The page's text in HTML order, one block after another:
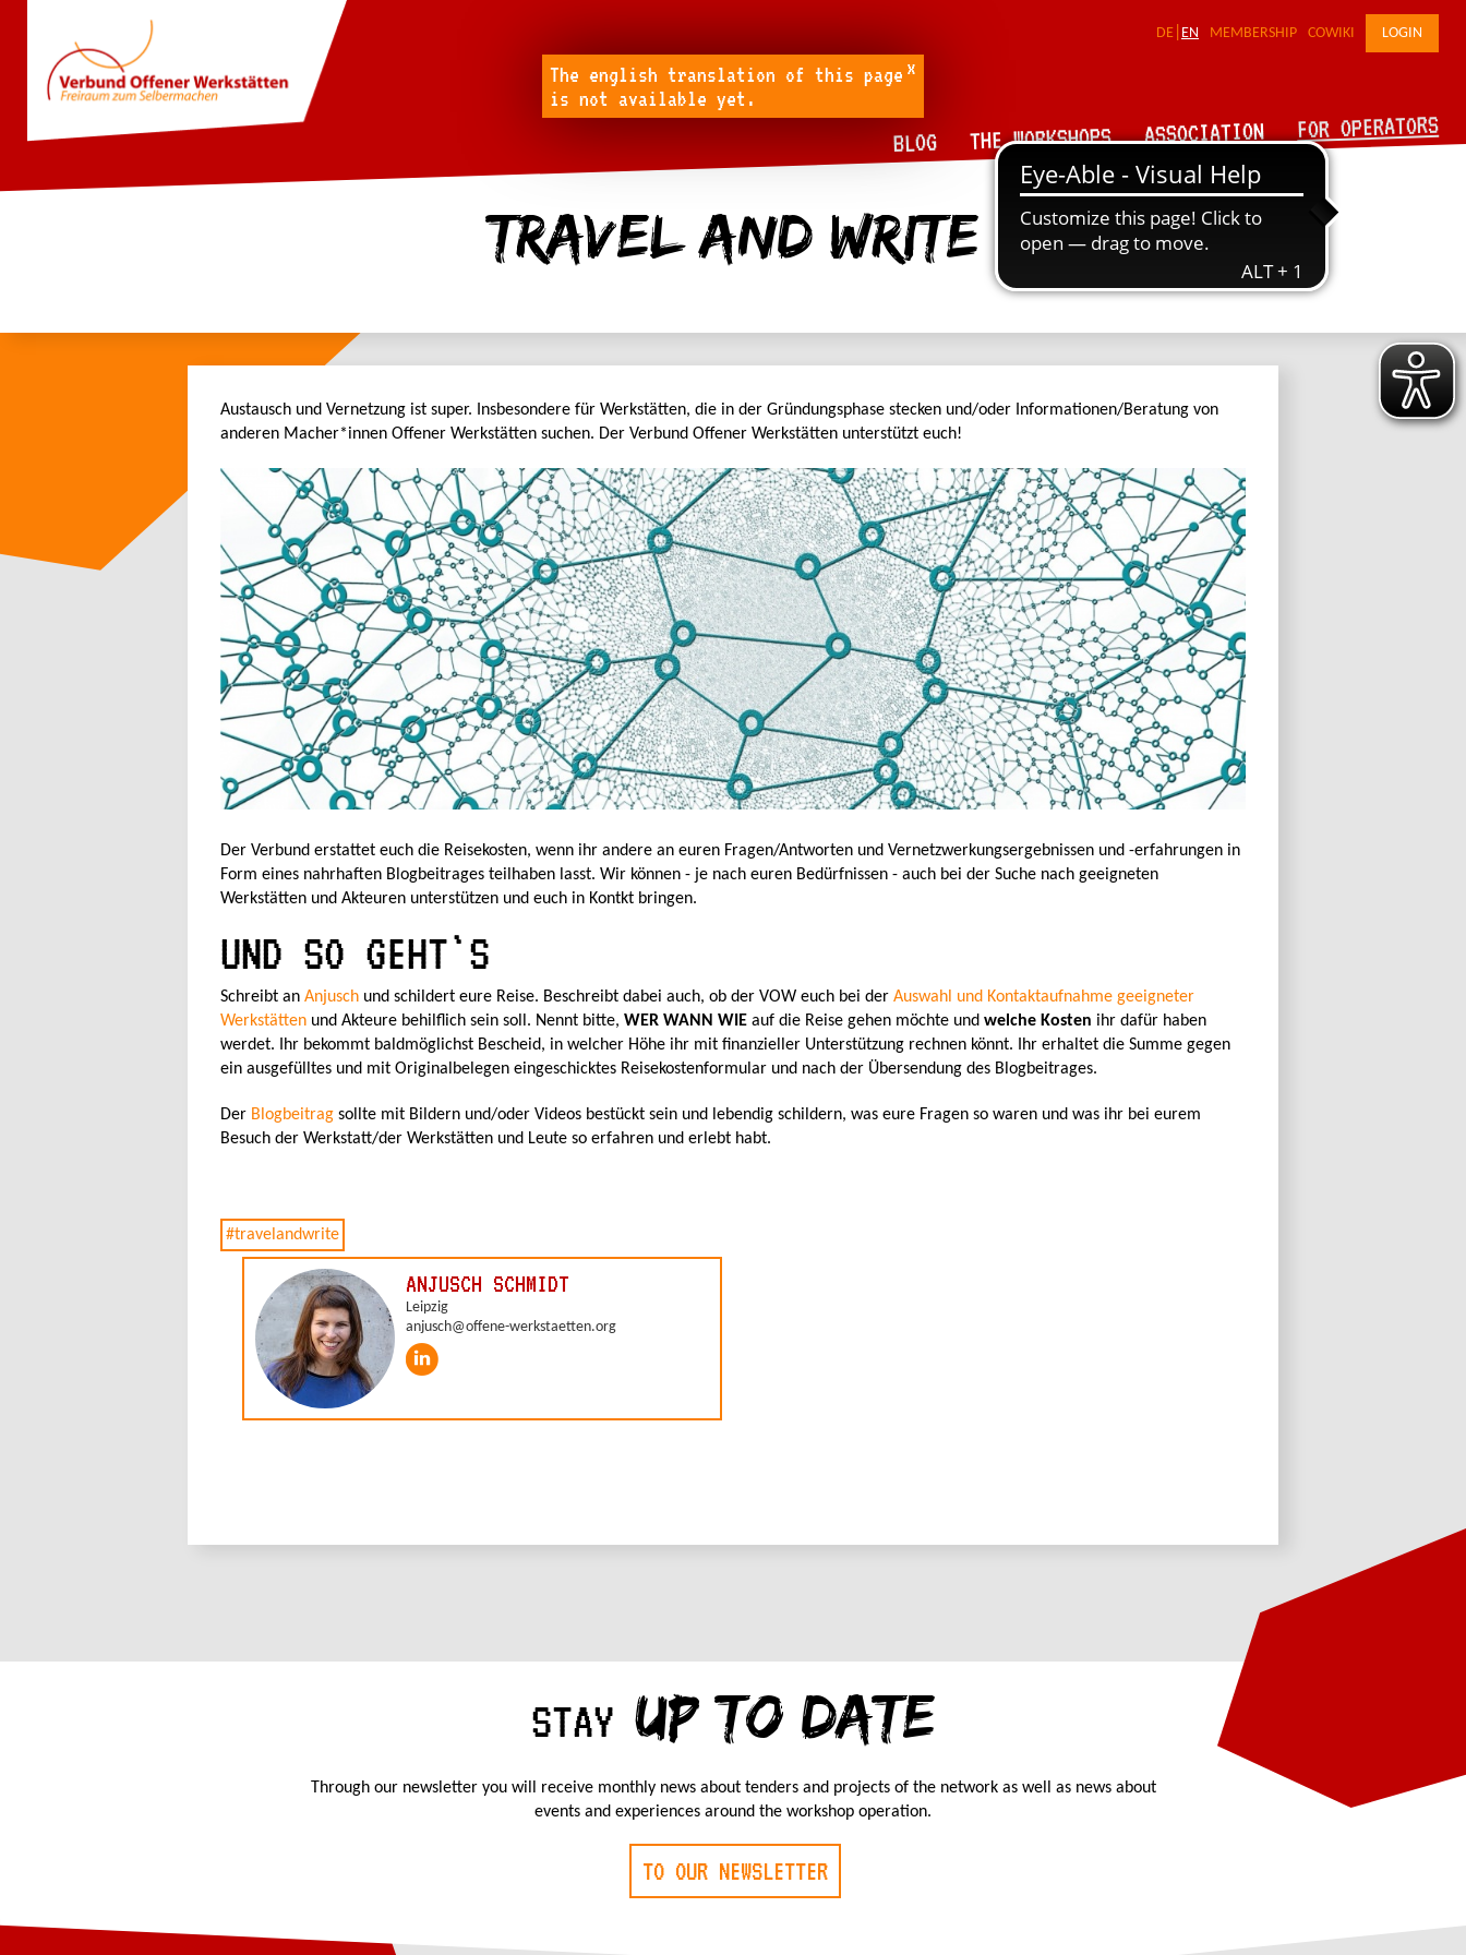
The english translation of this page
is not available yet.
x
DE EN MEMBERSHIP COWIKI LOGIN
BLOG THE WORKSHOPS ASSOCIATION FOR OPERATORS
travel and write
Austausch und Vernetzung ist super. Insbesondere für Werkstätten, die in der Gründungsphase stecken und/oder Informationen/Beratung von
anderen Macher*innen Offener Werkstätten suchen. Der Verbund Offener Werkstätten unterstützt euch!
Der Verbund erstattet euch die Reisekosten, wenn ihr andere an euren Fragen/Antworten und Vernetzwerkungsergebnissen und -erfahrungen in
Form eines nahrhaften Blogbeitrages teilhaben lasst. Wir können - je nach euren Bedürfnissen - auch bei der Suche nach geeigneten
Werkstätten und Akteuren unterstützen und euch in Kontkt bringen.
UND SO GEHT`S
Schreibt an Anjusch und schildert eure Reise. Beschreibt dabei auch, ob der VOW euch bei der Auswahl und Kontaktaufnahme geeigneter
Werkstätten und Akteure behilflich sein soll. Nennt bitte, WER WANN WIE auf die Reise gehen möchte und welche Kosten ihr dafür haben
werdet. Ihr bekommt baldmöglichst Bescheid, in welcher Höhe ihr mit finanzieller Unterstützung rechnen könnt. Ihr erhaltet die Summe gegen
ein ausgefülltes und mit Originalbelegen eingeschicktes Reisekostenformular und nach der Übersendung des Blogbeitrages.
Der Blogbeitrag sollte mit Bildern und/oder Videos bestückt sein und lebendig schildern, was eure Fragen so waren und was ihr bei eurem
Besuch der Werkstatt/der Werkstätten und Leute so erfahren und erlebt habt.
STAY UP TO DATE
Through our newsletter you will receive monthly news about tenders and projects of the network as well as news about
events and experiences around the workshop operation.
TO OUR NEWSLETTER